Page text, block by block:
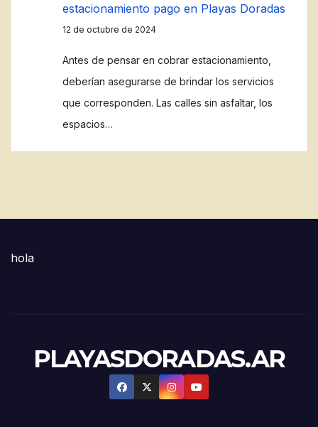
estacionamiento pago en Playas Doradas
12 de octubre de 2024
Antes de pensar en cobrar estacionamiento,
deberían asegurarse de brindar los servicios
que corresponden. Las calles sin asfaltar, los
espacios…
hola
PLAYASDORADAS.AR